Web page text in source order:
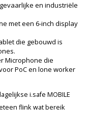
en industriële
met een 6-inch display
die gebouwd is
Microphone die
PoC en lone worker
i.safe MOBILE
flink wat bereik